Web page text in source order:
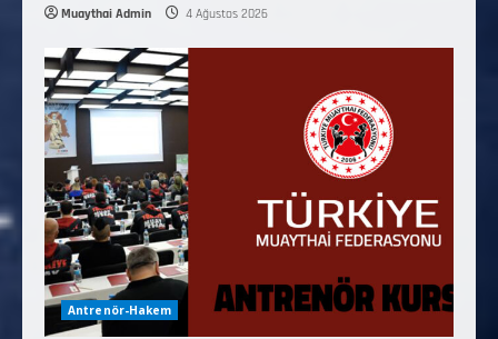
Muaythai Admin 4 Ağustos 2026
Antrenör-Hakem